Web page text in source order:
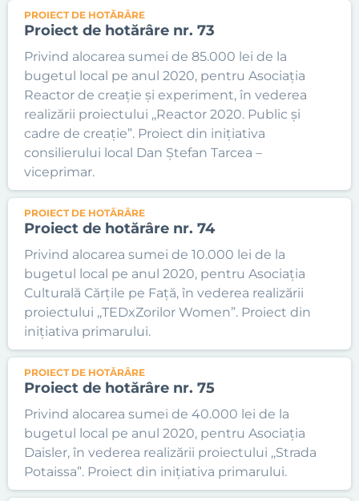
PROIECT DE HOTĂRÂRE
Proiect de hotărâre nr. 73
Privind alocarea sumei de 85.000 lei de la
bugetul local pe anul 2020, pentru Asociația
Reactor de creație și experiment, în vederea
realizării proiectului ,,Reactor 2020. Public și
cadre de creație”. Proiect din inițiativa
consilierului local Dan Ștefan Tarcea –
viceprimar.
PROIECT DE HOTĂRÂRE
Proiect de hotărâre nr. 74
Privind alocarea sumei de 10.000 lei de la
bugetul local pe anul 2020, pentru Asociația
Culturală Cărțile pe Față, în vederea realizării
proiectului ,,TEDxZorilor Women”. Proiect din
inițiativa primarului.
PROIECT DE HOTĂRÂRE
Proiect de hotărâre nr. 75
Privind alocarea sumei de 40.000 lei de la
bugetul local pe anul 2020, pentru Asociația
Daisler, în vederea realizării proiectului ,,Strada
Potaissa”. Proiect din inițiativa primarului.